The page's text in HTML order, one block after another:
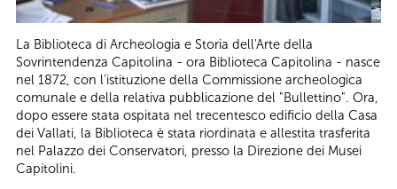
La Biblioteca di Archeologia e Storia dell'Arte della
Sovrintendenza Capitolina - ora Biblioteca Capitolina - nasce
nel 1872, con l'istituzione della Commissione archeologica
comunale e della relativa pubblicazione del "Bullettino". Ora,
dopo essere stata ospitata nel trecentesco edificio della Casa
dei Vallati, la Biblioteca è stata riordinata e allestita trasferita
nel Palazzo dei Conservatori, presso la Direzione dei Musei
Capitolini.